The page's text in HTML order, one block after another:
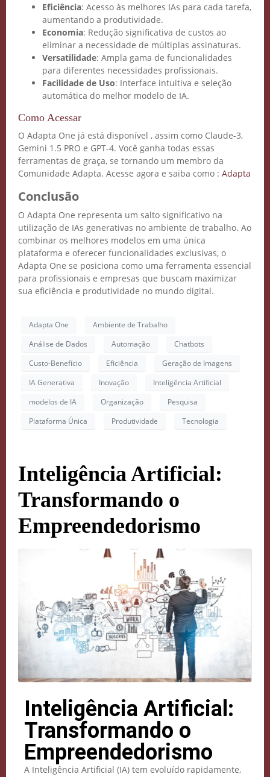
Eficiência: Acesso às melhores IAs para cada tarefa,
aumentando a produtividade.
Economia: Redução significativa de custos ao
eliminar a necessidade de múltiplas assinaturas.
Versatilidade: Ampla gama de funcionalidades
para diferentes necessidades profissionais.
Facilidade de Uso: Interface intuitiva e seleção
automática do melhor modelo de IA.
Como Acessar
O Adapta One já está disponível , assim como Claude-3,
Gemini 1.5 PRO e GPT-4. Você ganha todas essas
ferramentas de graça, se tornando um membro da
Comunidade Adapta. Acesse agora e saiba como : Adapta
Conclusão
O Adapta One representa um salto significativo na
utilização de IAs generativas no ambiente de trabalho. Ao
combinar os melhores modelos em uma única
plataforma e oferecer funcionalidades exclusivas, o
Adapta One se posiciona como uma ferramenta essencial
para profissionais e empresas que buscam maximizar
sua eficiência e produtividade no mundo digital.
Adapta One
Ambiente de Trabalho
Análise de Dados
Automação
Chatbots
Custo-Benefício
Eficiência
Geração de Imagens
IA Generativa
Inovação
Inteligência Artificial
modelos de IA
Organização
Pesquisa
Plataforma Única
Produtividade Tecnologia
Inteligência Artificial:
Transformando o
Empreendedorismo
Inteligência Artificial:
Transformando o
Empreendedorismo
A Inteligência Artificial (IA) tem evoluído rapidamente,
Crie seu Avatar com
Inteligência Artificial
Vidgenie
COMECE GRÁTIS